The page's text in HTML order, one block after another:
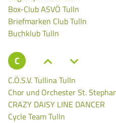
Box-Club ASVÖ Tulln
Briefmarken Club Tulln
Buchklub Tulln
C
C.Ö.S.V. Tullina Tulln
Chor und Orchester St.
CRAZY DAISY LINE DANCER
Cycle Team Tulln